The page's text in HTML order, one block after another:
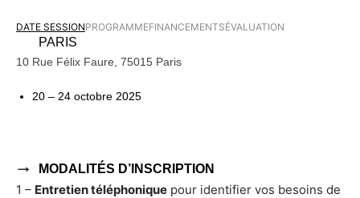
DATE SESSIONPROGRAMMEFINANCEMENTSÉVALUATION
PARIS
10 Rue Félix Faure, 75015 Paris
20 – 24 octobre 2025
MODALITÉS D’INSCRIPTION
1 – Entretien téléphonique pour identifier vos besoins de